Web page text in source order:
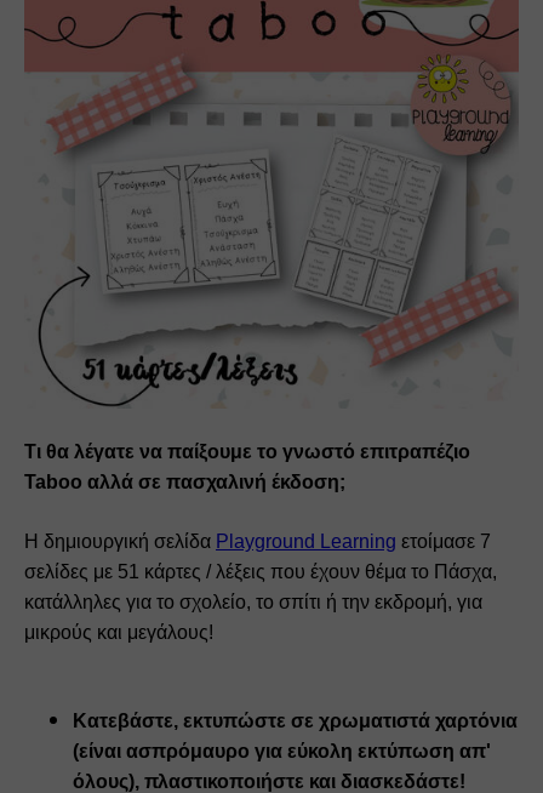
Τι θα λέγατε να παίξουμε το γνωστό επιτραπέζιο
Taboo αλλά σε πασχαλινή έκδοση;
Η δημιουργική σελίδα Playground Learning ετοίμασε 7
σελίδες με 51 κάρτες / λέξεις που έχουν θέμα το Πάσχα,
κατάλληλες για το σχολείο, το σπίτι ή την εκδρομή, για
μικρούς και μεγάλους!
Κατεβάστε, εκτυπώστε σε χρωματιστά χαρτόνια
(είναι ασπρόμαυρο για εύκολη εκτύπωση απ'
όλους), πλαστικοποιήστε και διασκεδάστε!